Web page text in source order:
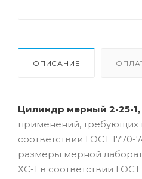
ОПИСАНИЕ
Цилиндр мерный 2-25-1,
применений, требующих
соответствии ГОСТ
размеры мерной
ХС-1 в соответствии